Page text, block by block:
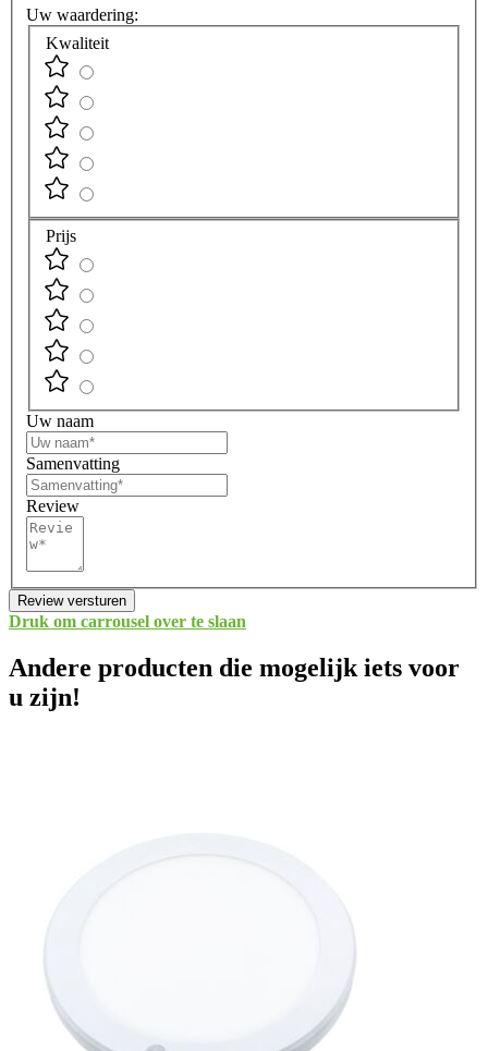
Uw waardering:
Kwaliteit
Prijs
Uw naam
Samenvatting
Review
Review versturen
Druk om carrousel over te slaan
Andere producten die mogelijk iets voor
u zijn!